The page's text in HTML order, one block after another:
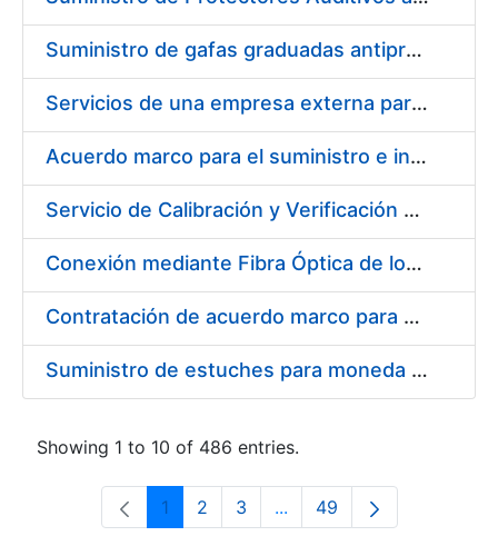
Suministro de gafas graduadas antiproyecciones para los trabajadores de la FNMT-RCM en los centros de trabajo de Madrid y Burgos
Servicios de una empresa externa para el asesoramiento y resolución de los recursos de alzada que se presentan relacionados con procesos de selección para la FNMT-RCM
Acuerdo marco para el suministro e instalación de persianas, estores y otros complementos
Servicio de Calibración y Verificación Externa de los Equipos de Medición del Servicio de Prevención de la FNMT-RCM
Conexión mediante Fibra Óptica de los Centros de Proceso de Datos (CPDs) de las sedes de la FNMT-RCM de Burgos y Madrid
Contratación de acuerdo marco para el Suministro de Material de Electricidad para la Fábrica Nacional de Moneda y Timbre-Real Casa de la Moneda en su centro de trabajo de Burgos
Suministro de estuches para moneda de 30 €
Showing 1 to 10 of 486 entries.
Page
1 Page
2 Page
3 ...Intermediate Pages Use
Page
49